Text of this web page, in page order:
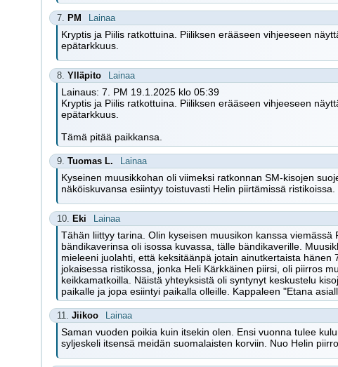
7. PM Lainaa
Kryptis ja Piilis ratkottuina. Piiliksen erääseen vihjeeseen
epätarkkuus.
8. Ylläpito Lainaa
Lainaus: 7. PM 19.1.2025 klo 05:39
Kryptis ja Piilis ratkottuina. Piiliksen erääseen vihjeeseen
epätarkkuus.
Tämä pitää paikkansa.
9. Tuomas L. Lainaa
Kyseinen muusikkohan oli viimeksi ratkonnan SM-kisojen
näköiskuvansa esiintyy toistuvasti Helin piirtämissä ristikoissa.
10. Eki Lainaa
Tähän liittyy tarina. Olin kyseisen muusikon kanssa
bändikaverinsa oli isossa kuvassa, tälle bändikaverille.
mieleeni juolahti, että keksitäänpä jotain ainutkertaista
jokaisessa ristikossa, jonka Heli Kärkkäinen piirsi, oli piirros
keikkamatkoilla. Näistä yhteyksistä oli syntynyt keskustelu
paikalle ja jopa esiintyi paikalla olleille. Kappaleen "Etana
11. Jiikoo Lainaa
Saman vuoden poikia kuin itsekin olen. Ensi vuonna tulee
syljeskeli itsensä meidän suomalaisten korviin. Nuo Helin